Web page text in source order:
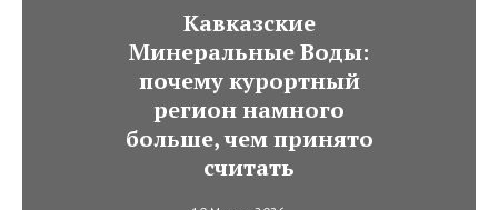
Кавказские
Минеральные Воды:
почему курортный
регион намного
больше, чем принято
считать